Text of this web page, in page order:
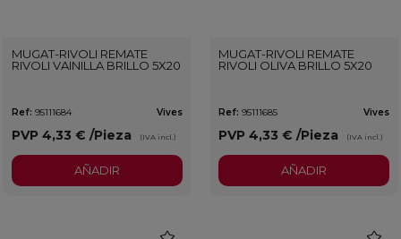
MUGAT-RIVOLI REMATE
RIVOLI VAINILLA BRILLO 5X20
Ref: 95111684 Vives
PVP 4,33 € /Pieza (IVA incl.)
AÑADIR
MUGAT-RIVOLI REMATE
RIVOLI OLIVA BRILLO 5X20
Ref: 95111685 Vives
PVP 4,33 € /Pieza (IVA incl.)
AÑADIR